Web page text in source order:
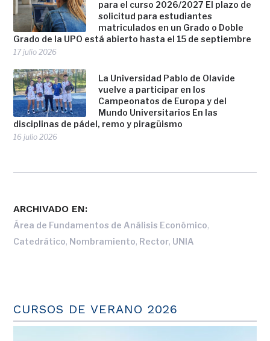
para el curso 2026/2027 El plazo de
solicitud para estudiantes
matriculados en un Grado o Doble
Grado de la UPO está abierto hasta el 15 de septiembre
17 julio 2026
La Universidad Pablo de Olavide
vuelve a participar en los
Campeonatos de Europa y del
Mundo Universitarios En las
disciplinas de pádel, remo y piragüismo
16 julio 2026
ARCHIVADO EN:
Área de Fundamentos de Análisis Económico,
Catedrático, Nombramiento, Rector, UNIA
CURSOS DE VERANO 2026